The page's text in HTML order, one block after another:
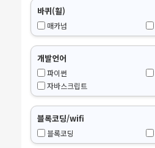
바퀴(휠)
매카넘
개발언어
파이썬
자바스크립트
블록코딩/wifi
블록코딩